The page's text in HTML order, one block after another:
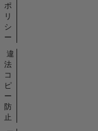
ポ
リ
シ
ー
違
法
コ
ピ
ー
防
止